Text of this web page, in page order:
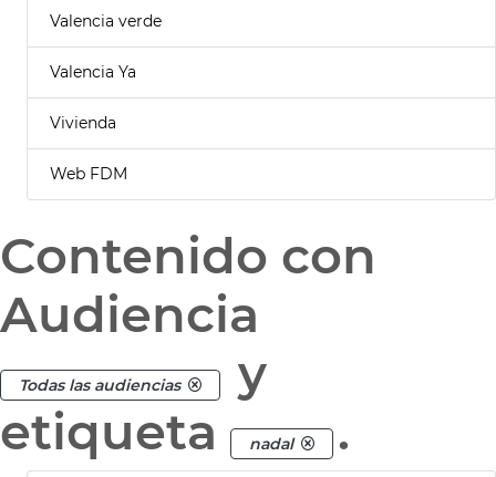
Valencia verde
Valencia Ya
Vivienda
Web FDM
Contenido con
Audiencia
Todas las audiencias
y
etiqueta
nadal .